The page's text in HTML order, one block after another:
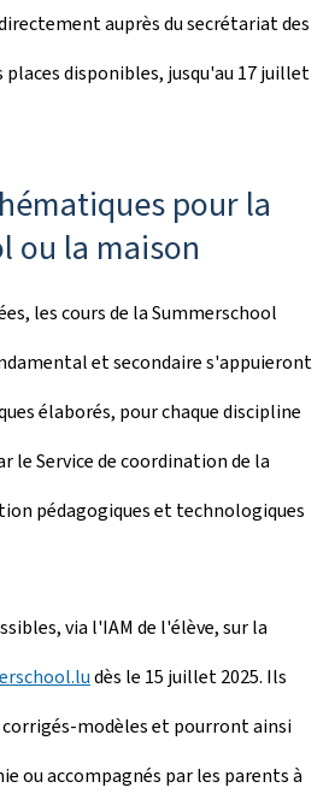
auprès du secrétariat des
places disponibles, jusqu'au 17 juillet
pour la
ou la maison
les cours de laSummerschool
et secondaire s'appuieront
élaborés, pour chaque discipline
le Service de coordination de la
pédagogiques et technologiques
via l'IAM de l'élève, sur la
.ludès le 15 juillet 2025. Ils
modèles et pourront ainsi
ou accompagnés par les parents à